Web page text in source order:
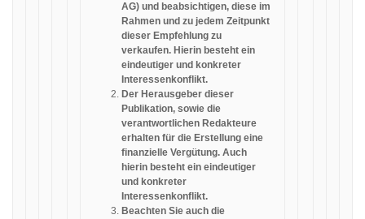
AG) und beabsichtigen, diese im
Rahmen und zu jedem Zeitpunkt
dieser Empfehlung zu
verkaufen. Hierin besteht ein
eindeutiger und konkreter
Interessenkonflikt.
Der Herausgeber dieser
Publikation, sowie die
verantwortlichen Redakteure
erhalten für die Erstellung eine
finanzielle Vergütung. Auch
hierin besteht ein eindeutiger
und konkreter
Interessenkonflikt.
Beachten Sie auch die